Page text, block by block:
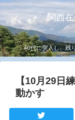
関西
40代に突入し、残
【10月29日
動かす